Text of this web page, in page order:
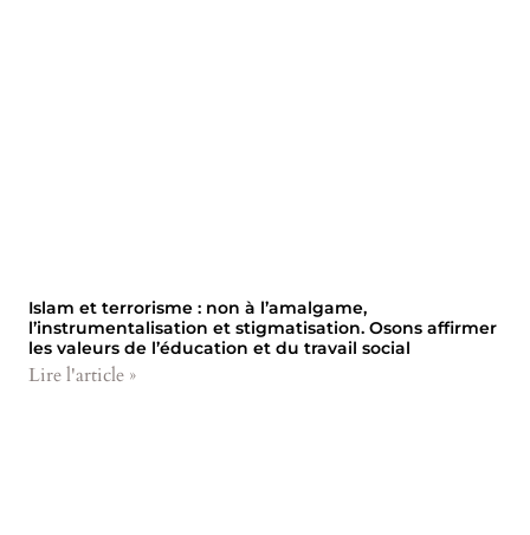
Islam et terrorisme : non à l’amalgame,
l’instrumentalisation et stigmatisation. Osons affirmer
les valeurs de l’éducation et du travail social
Lire l'article »